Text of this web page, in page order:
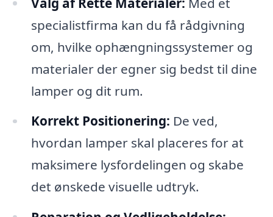
specialistfirma kan du få rådgivning
om, hvilke ophængningssystemer og
materialer der egner sig bedst til dine
lamper og dit rum.
Korrekt Positionering: De ved,
hvordan lamper skal placeres for at
maksimere lysfordelingen og skabe
det ønskede visuelle udtryk.